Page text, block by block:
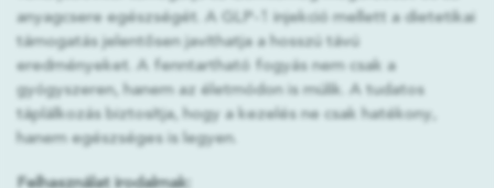
anyagcsere egészségét. A GLP-1 injekció mellett a dietetikai
támogatás jelentősen javíthatja a hosszú távú
eredményeket. A fenntartható fogyás nem csak a
gyógyszeren, hanem az életmódon is múlik. A tudatos
táplálkozás biztosítja, hogy a kezelés ne csak hatékony,
hanem egészséges is legyen.
Felhasználat irodalmak: